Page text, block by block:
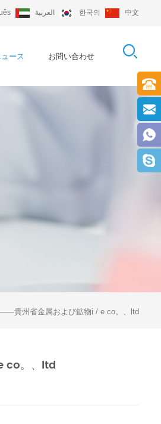
العربية 한국의 中文
ュース お問い合わせ
貴州省金属および鉱物i / e co。、ltd
co。、ltd